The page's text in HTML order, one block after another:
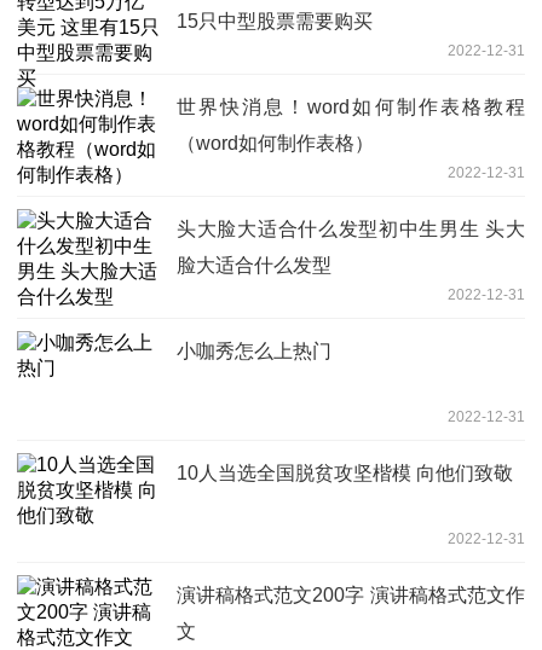
15只中型股票需要购买
2022-12-31
世界快消息！word如何制作表格教程
（word如何制作表格）
2022-12-31
头大脸大适合什么发型初中生男生 头大
脸大适合什么发型
2022-12-31
小咖秀怎么上热门
2022-12-31
10人当选全国脱贫攻坚楷模 向他们致敬
2022-12-31
演讲稿格式范文200字 演讲稿格式范文作
文